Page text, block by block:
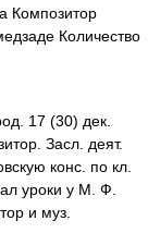
Композитор
Количество
17 (30) дек.
Засл. деят.
конс. по кл.
уроки у М. Ф.
и муз.